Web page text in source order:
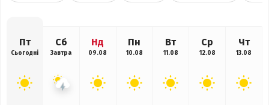
Пт
Сьогодні
Сб
Завтра
Нд
09.08
Пн
10.08
Вт
11.08
Ср
12.08
Чт
13.08